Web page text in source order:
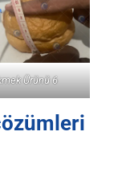
Ürünü 6